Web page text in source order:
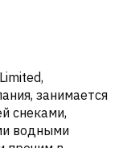
занимается
снеками,
водными